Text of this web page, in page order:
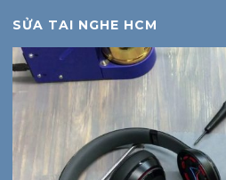
SỬA TAI NGHE HCM